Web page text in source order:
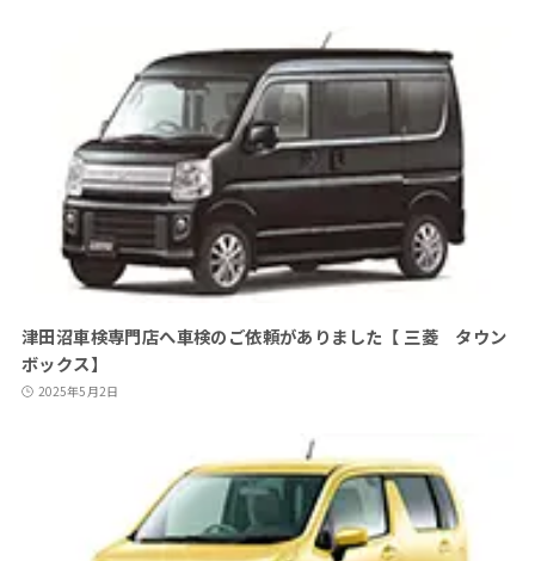
津田沼車検専門店へ車検のご依頼がありました【 三菱 タウン
ボックス】
2025年5月2日